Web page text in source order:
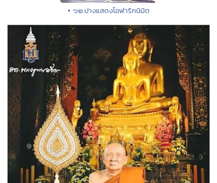
• ๖๒.ปางแสดงโอฬาริกนิมิต